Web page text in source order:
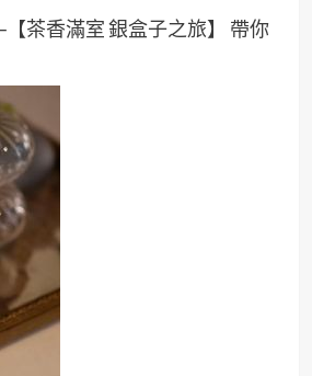
茶香滿室 銀盒子之旅】 帶你